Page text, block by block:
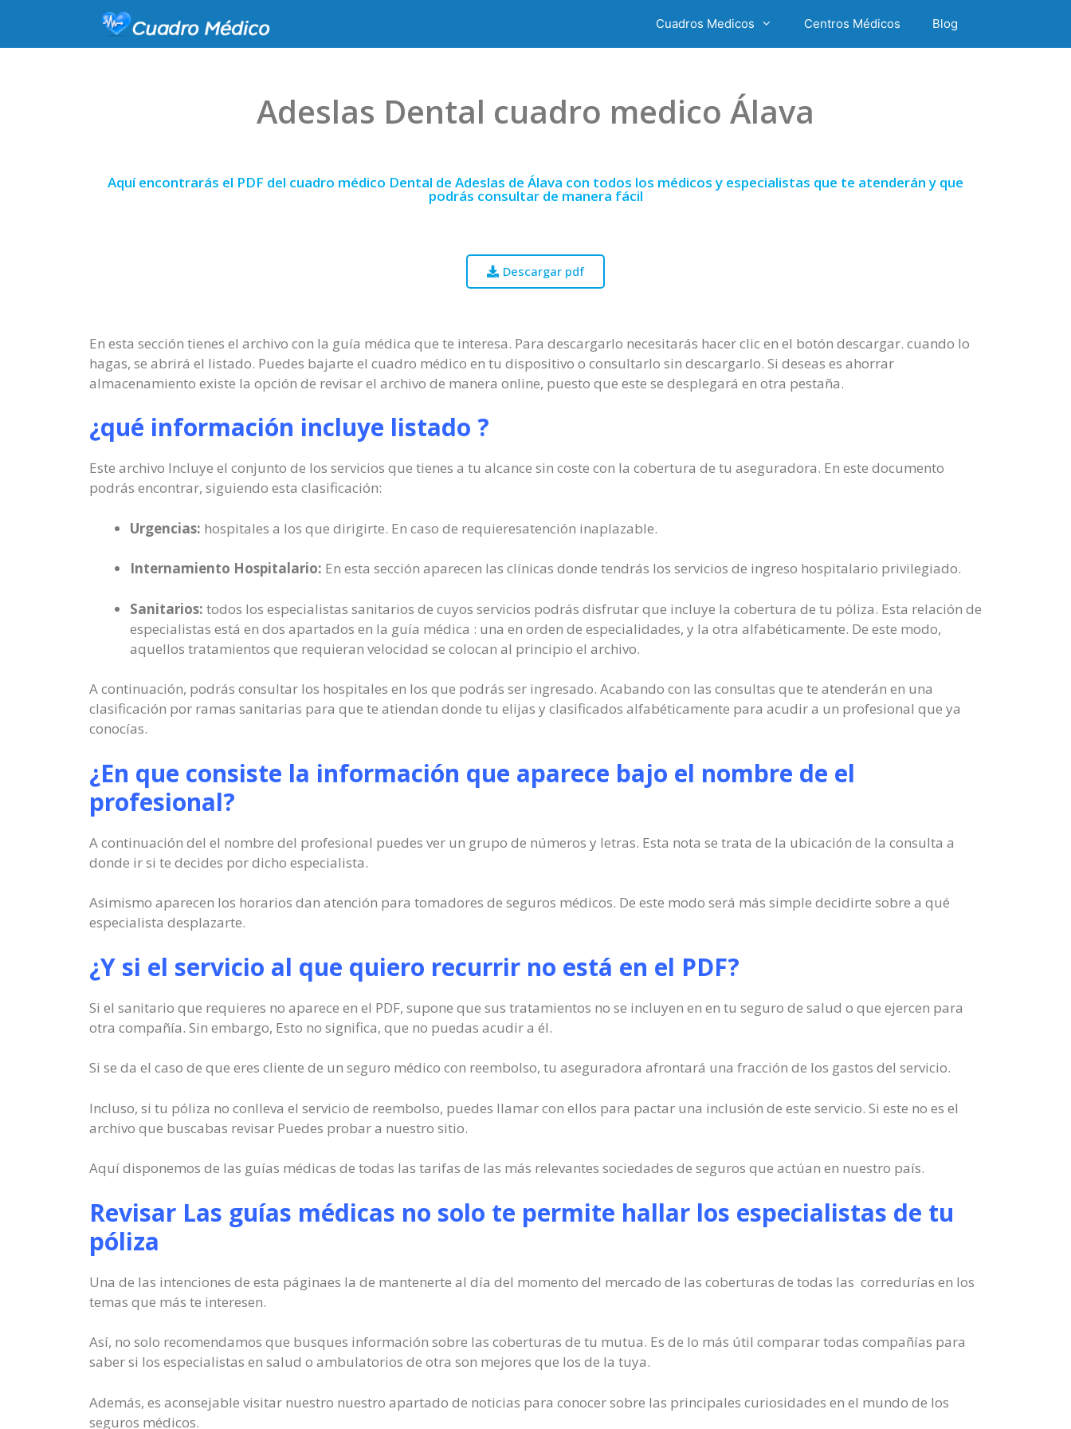
Cuadros Medicos Centros Médicos Blog
Adeslas Dental cuadro medico Álava
Aquí encontrarás el PDF del cuadro médico Dental de Adeslas de Álava con todos los médicos y especialistas que te atenderán y que
podrás consultar de manera fácil
Descargar pdf
En esta sección tienes el archivo con la guía médica que te interesa. Para descargarlo necesitarás hacer clic en el botón descargar. cuando lo
hagas, se abrirá el listado. Puedes bajarte el cuadro médico en tu dispositivo o consultarlo sin descargarlo. Si deseas es ahorrar
almacenamiento existe la opción de revisar el archivo de manera online, puesto que este se desplegará en otra pestaña.
¿qué información incluye listado ?
Este archivo Incluye el conjunto de los servicios que tienes a tu alcance sin coste con la cobertura de tu aseguradora. En este documento
podrás encontrar, siguiendo esta clasificación:
Urgencias: hospitales a los que dirigirte. En caso de requieresatención inaplazable.
Internamiento Hospitalario: En esta sección aparecen las clínicas donde tendrás los servicios de ingreso hospitalario privilegiado.
Sanitarios: todos los especialistas sanitarios de cuyos servicios podrás disfrutar que incluye la cobertura de tu póliza. Esta relación de
especialistas está en dos apartados en la guía médica : una en orden de especialidades, y la otra alfabéticamente. De este modo,
aquellos tratamientos que requieran velocidad se colocan al principio el archivo.
A continuación, podrás consultar los hospitales en los que podrás ser ingresado. Acabando con las consultas que te atenderán en una
clasificación por ramas sanitarias para que te atiendan donde tu elijas y clasificados alfabéticamente para acudir a un profesional que ya
conocías.
¿En que consiste la información que aparece bajo el nombre de el
profesional?
A continuación del el nombre del profesional puedes ver un grupo de números y letras. Esta nota se trata de la ubicación de la consulta a
donde ir si te decides por dicho especialista.
Asimismo aparecen los horarios dan atención para tomadores de seguros médicos. De este modo será más simple decidirte sobre a qué
especialista desplazarte.
¿Y si el servicio al que quiero recurrir no está en el PDF?
Si el sanitario que requieres no aparece en el PDF, supone que sus tratamientos no se incluyen en en tu seguro de salud o que ejercen para
otra compañía. Sin embargo, Esto no significa, que no puedas acudir a él.
Si se da el caso de que eres cliente de un seguro médico con reembolso, tu aseguradora afrontará una fracción de los gastos del servicio.
Incluso, si tu póliza no conlleva el servicio de reembolso, puedes llamar con ellos para pactar una inclusión de este servicio. Si este no es el
archivo que buscabas revisar Puedes probar a nuestro sitio.
Aquí disponemos de las guías médicas de todas las tarifas de las más relevantes sociedades de seguros que actúan en nuestro país.
Revisar Las guías médicas no solo te permite hallar los especialistas de tu
póliza
Una de las intenciones de esta páginaes la de mantenerte al día del momento del mercado de las coberturas de todas las corredurías en los
temas que más te interesen.
Así, no solo recomendamos que busques información sobre las coberturas de tu mutua. Es de lo más útil comparar todas compañías para
saber si los especialistas en salud o ambulatorios de otra son mejores que los de la tuya.
Además, es aconsejable visitar nuestro nuestro apartado de noticias para conocer sobre las principales curiosidades en el mundo de los
seguros médicos.